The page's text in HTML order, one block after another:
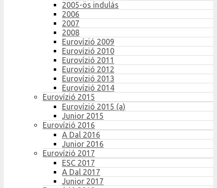
2005-ös indulás
2006
2007
2008
Eurovízió 2009
Eurovízió 2010
Eurovízió 2011
Eurovízió 2012
Eurovízió 2013
Eurovízió 2014
Eurovízió 2015
Eurovízió 2015 (a)
Junior 2015
Eurovízió 2016
A Dal 2016
Junior 2016
Eurovízió 2017
ESC 2017
A Dal 2017
Junior 2017